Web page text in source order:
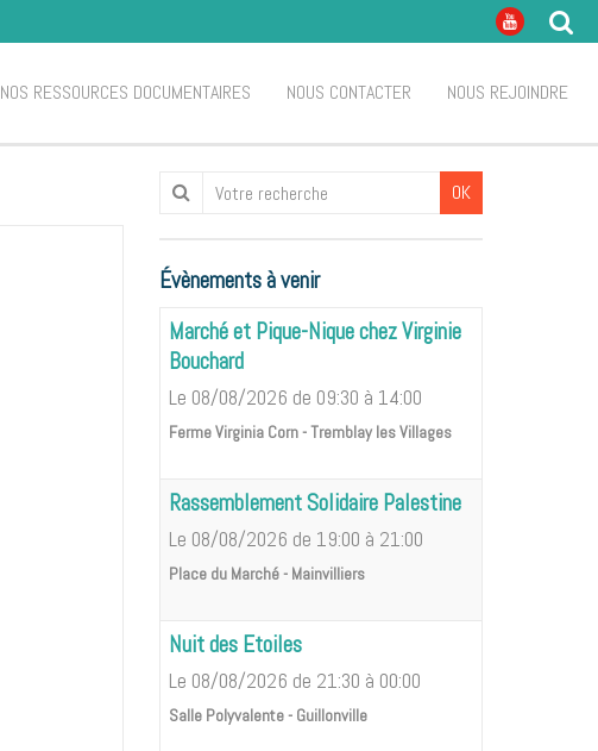
NOS RESSOURCES DOCUMENTAIRES NOUS CONTACTER NOUS REJOINDRE
OK
Évènements à venir
Marché et Pique-Nique chez Virginie
Bouchard
Le 08/08/2026 de 09:30 à 14:00
Ferme Virginia Corn - Tremblay les Villages
Rassemblement Solidaire Palestine
Le 08/08/2026 de 19:00 à 21:00
Place du Marché - Mainvilliers
Nuit des Etoiles
Le 08/08/2026 de 21:30 à 00:00
Salle Polyvalente - Guillonville